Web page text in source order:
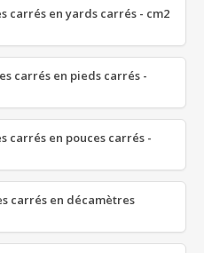
carrés en yards carrés - cm2
carrés en pieds carrés -
carrés en pouces carrés -
carrés en décamètres